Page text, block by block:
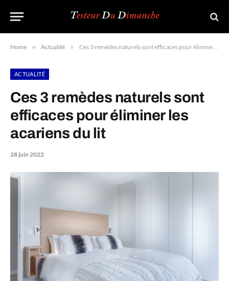
Home » Actualité » Ces 3 remèdes naturels sont efficaces pour éliminer les acariens du lit
ACTUALITÉ
Ces 3 remèdes naturels sont
efficaces pour éliminer les
acariens du lit
28 juin 2022